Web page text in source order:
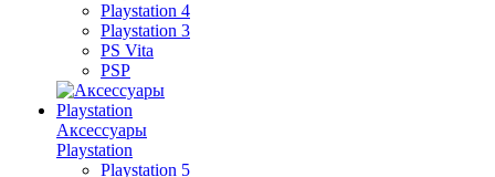
Playstation 4
Playstation 3
PS Vita
PSP
Аксессуары
Playstation
Playstation 5